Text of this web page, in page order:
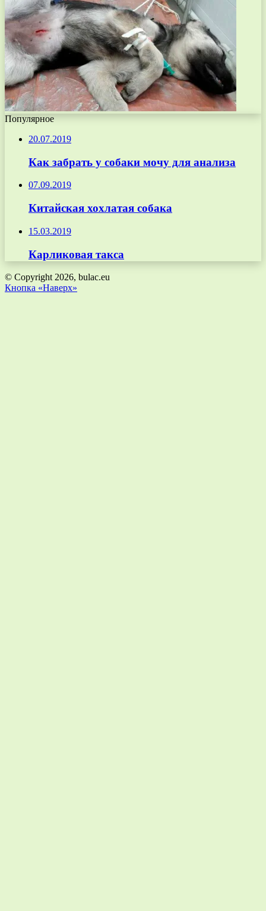
Популярное
20.07.2019
Как забрать у собаки мочу для анализа
07.09.2019
Китайская хохлатая собака
15.03.2019
Карликовая такса
© Copyright 2026, bulac.eu
Кнопка «Наверх»